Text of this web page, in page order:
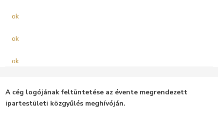
ok
ok
ok
A cég logójának feltüntetése az évente megrendezett
ipartestületi közgyűlés meghívóján.